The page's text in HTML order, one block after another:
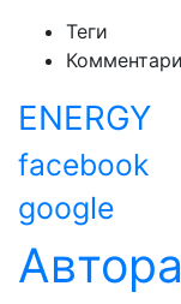
Теги
ENERGY
facebook
google